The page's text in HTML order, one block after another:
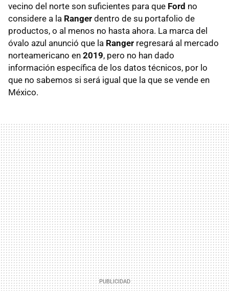
vecino del norte son suficientes para que Ford no
considere a la Ranger dentro de su portafolio de
productos, o al menos no hasta ahora. La marca del
óvalo azul anunció que la Ranger regresará al mercado
norteamericano en 2019, pero no han dado
información específica de los datos técnicos, por lo
que no sabemos si será igual que la que se vende en
México.